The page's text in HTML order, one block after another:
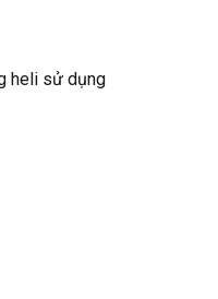
heli sử dụng